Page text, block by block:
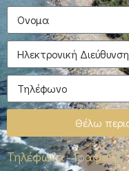
Θέλω
Τηλέφωνα - Γραφείο